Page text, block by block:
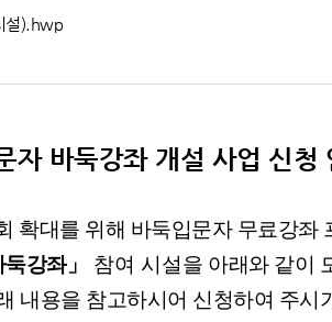
설).hwp
자 바둑강좌 개설 사업 신청
확대를 위해 바둑입문자 무료강좌
둑강좌」 참여 시설을 아래와 같이
내용을 참고하시어 신청하여 주시